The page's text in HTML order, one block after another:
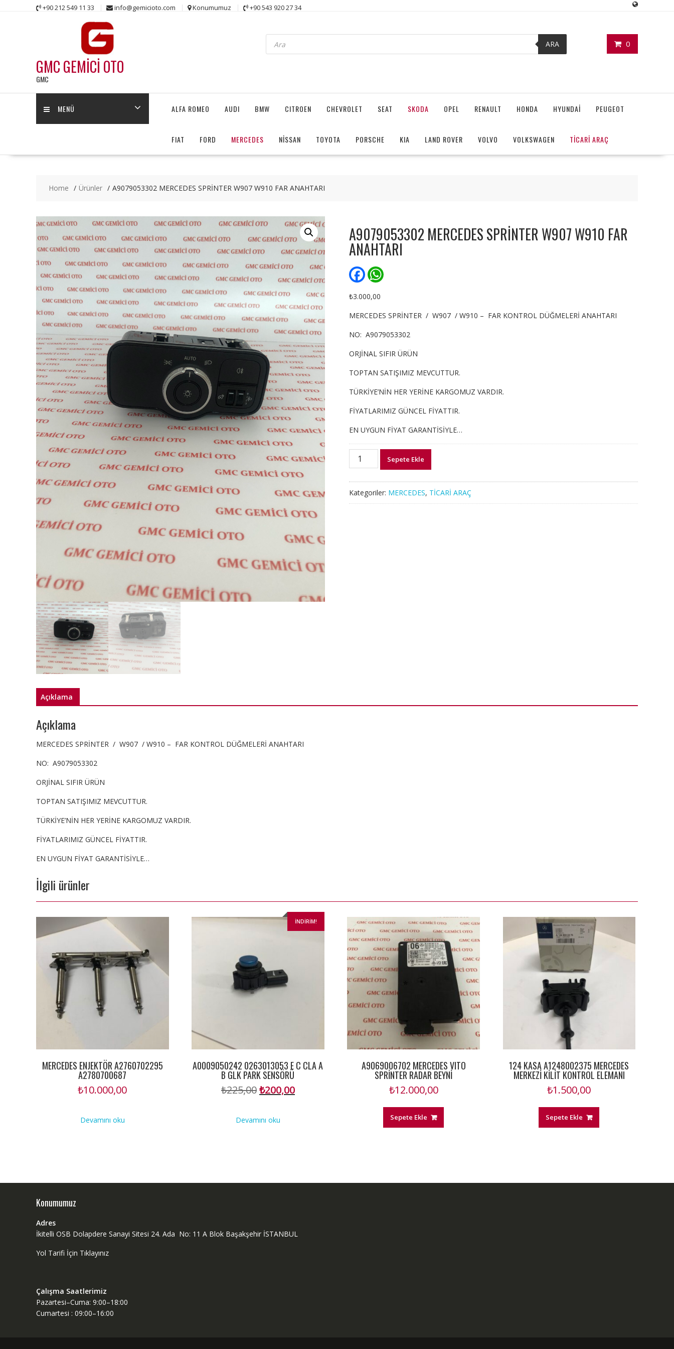
+90 212 549 11 33 info@gemicioto.com Konumumuz +90 543 920 27 34
GMC GEMİCİ OTO
GMC
0
Products
search ARA
MENÜ ALFA ROMEO AUDI BMW CITROEN CHEVROLET SEAT SKODA OPEL RENAULT HONDA HYUNDAİ PEUGEOT
FIAT FORD MERCEDES NİSSAN TOYOTA PORSCHE KIA LAND ROVER VOLVO VOLKSWAGEN TİCARİ ARAÇ
Home Ürünler A9079053302 MERCEDES SPRİNTER W907 W910 FAR ANAHTARI
A9079053302 MERCEDES SPRİNTER W907 W910 FAR
ANAHTARI
F
a
e
b
o
p
₺3.000,00
MERCEDES SPRİNTER / W907 / W910 – FAR KONTROL DÜĞMELERİ ANAHTARI
NO: A9079053302
ORJİNAL SIFIR ÜRÜN
TOPTAN SATIŞIMIZ MEVCUTTUR.
TÜRKİYE’NİN HER YERİNE KARGOMUZ VARDIR.
FİYATLARIMIZ GÜNCEL FİYATTIR.
EN UYGUN FİYAT GARANTİSİYLE…
A9079053302
MERCEDES
W910
Sepete Ekle
Kategoriler: MERCEDES, TİCARİ ARAÇ
Açıklama
Açıklama
MERCEDES SPRİNTER / W907 / W910 – FAR KONTROL DÜĞMELERİ ANAHTARI
NO: A9079053302
ORJİNAL SIFIR ÜRÜN
TOPTAN SATIŞIMIZ MEVCUTTUR.
TÜRKİYE’NİN HER YERİNE KARGOMUZ VARDIR.
FİYATLARIMIZ GÜNCEL FİYATTIR.
EN UYGUN FİYAT GARANTİSİYLE…
İlgili ürünler
MERCEDES ENJEKTÖR A2760702295
A2780700687
₺10.000,00
Devamını oku
İNDIRIM!
A0009050242 0263013053 E C CLA A
B GLK PARK SENSÖRÜ
₺225,00Orijinal
₺200,00Şu
Devamını oku
A9069006702 MERCEDES VITO
SPRİNTER RADAR BEYNİ
₺12.000,00
Sepete Ekle
124 KASA A1248002375 MERCEDES
MERKEZİ KİLİT KONTROL ELEMANI
₺1.500,00
Sepete Ekle
Konumumuz
Adres
İkitelli OSB Dolapdere Sanayi Sitesi 24. Ada No: 11 A Blok Başakşehir İSTANBUL
Yol Tarifi İçin Tıklayınız
Çalışma Saatlerimiz
Pazartesi–Cuma: 9:00–18:00
Cumartesi : 09:00–16:00